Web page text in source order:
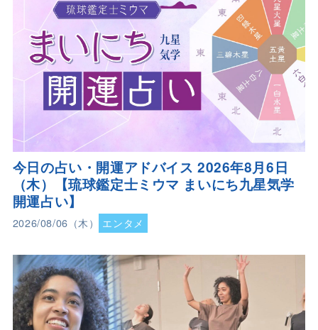
今日の占い・開運アドバイス 2026年8月6日
（木）【琉球鑑定士ミウマ まいにち九星気学
開運占い】
2026/08/06（木） エンタメ